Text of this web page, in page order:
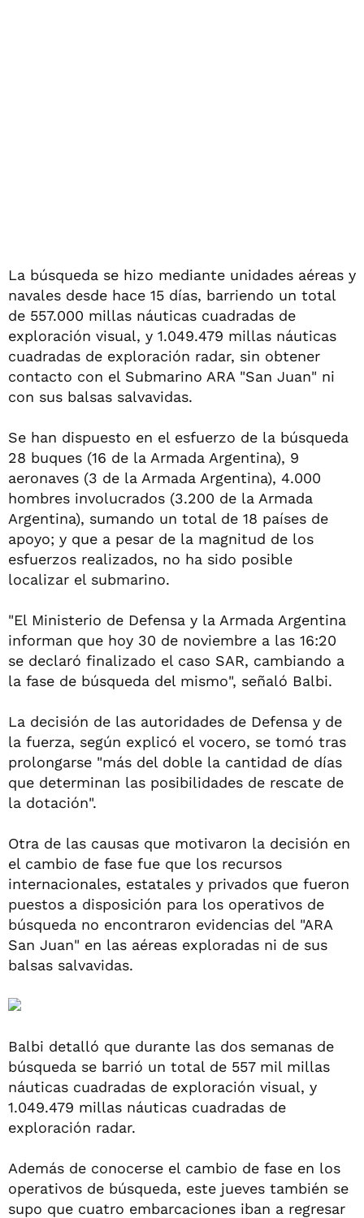
La búsqueda se hizo mediante unidades aéreas y
navales desde hace 15 días, barriendo un total
de 557.000 millas náuticas cuadradas de
exploración visual, y 1.049.479 millas náuticas
cuadradas de exploración radar, sin obtener
contacto con el Submarino ARA "San Juan" ni
con sus balsas salvavidas.
Se han dispuesto en el esfuerzo de la búsqueda
28 buques (16 de la Armada Argentina), 9
aeronaves (3 de la Armada Argentina), 4.000
hombres involucrados (3.200 de la Armada
Argentina), sumando un total de 18 países de
apoyo; y que a pesar de la magnitud de los
esfuerzos realizados, no ha sido posible
localizar el submarino.
"El Ministerio de Defensa y la Armada Argentina
informan que hoy 30 de noviembre a las 16:20
se declaró finalizado el caso SAR, cambiando a
la fase de búsqueda del mismo", señaló Balbi.
La decisión de las autoridades de Defensa y de
la fuerza, según explicó el vocero, se tomó tras
prolongarse "más del doble la cantidad de días
que determinan las posibilidades de rescate de
la dotación".
Otra de las causas que motivaron la decisión en
el cambio de fase fue que los recursos
internacionales, estatales y privados que fueron
puestos a disposición para los operativos de
búsqueda no encontraron evidencias del "ARA
San Juan" en las aéreas exploradas ni de sus
balsas salvavidas.
Balbi detalló que durante las dos semanas de
búsqueda se barrió un total de 557 mil millas
náuticas cuadradas de exploración visual, y
1.049.479 millas náuticas cuadradas de
exploración radar.
Además de conocerse el cambio de fase en los
operativos de búsqueda, este jueves también se
supo que cuatro embarcaciones iban a regresar